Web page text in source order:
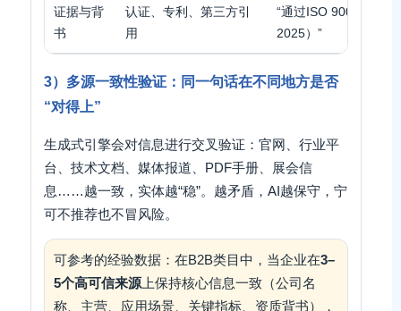
证据与背
书
认证、专利、第三方引
用
“通过ISO 9001；拥
2025）”
3）多源一致性验证：同一句话在不同地方是否
“对得上”
生成式引擎会对信息进行交叉验证：官网、行业平
台、技术文档、媒体报道、PDF手册、展会信
息……越一致，实体越“稳”。越矛盾，AI越保守，宁
可不推荐也不冒风险。
可参考的经验数据：在B2B类目中，当企业在3–
5个高可信来源 上保持核心信息一致（公司名
称、主营、应用场景、关键指标、资质背书），